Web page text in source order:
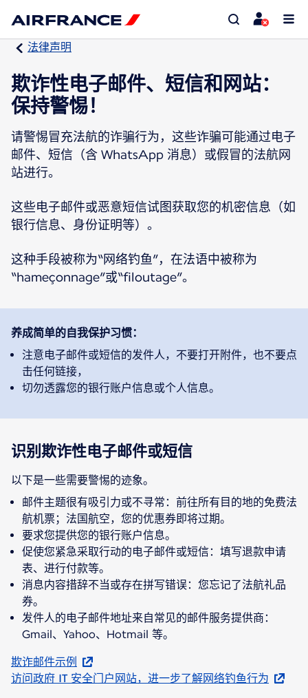
法律声明
欺诈性电子邮件、短信和网站：
保持警惕！
请警惕冒充法航的诈骗行为，这些诈骗可能通过电子
邮件、短信（含 WhatsApp 消息）或假冒的法航网
站进行。
这些电子邮件或恶意短信试图获取您的机密信息（如
银行信息、身份证明等）。
这种手段被称为“网络钓鱼”，在法语中被称为
“hameçonnage”或“filoutage”。
养成简单的自我保护习惯：
注意电子邮件或短信的发件人，不要打开附件，也不要点
击任何链接，
切勿透露您的银行账户信息或个人信息。
识别欺诈性电子邮件或短信
以下是一些需要警惕的迹象。
邮件主题很有吸引力或不寻常：前往所有目的地的免费法
航机票；法国航空，您的优惠券即将过期。
要求您提供您的银行账户信息。
促使您紧急采取行动的电子邮件或短信：填写退款申请
表、进行付款等。
消息内容措辞不当或存在拼写错误：您忘记了法航礼品
券。
发件人的电子邮件地址来自常见的邮件服务提供商：
Gmail、Yahoo、Hotmail 等。
欺诈邮件示例
访问政府 IT 安全门户网站，进一步了解网络钓鱼行为